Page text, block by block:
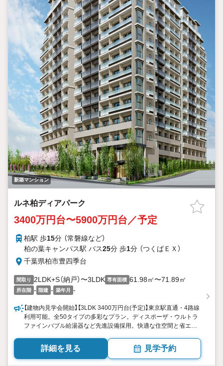
新築マンション
ルネ柏ディアパーク
3400万円台〜5900万円台／予定
柏駅 歩15分 （常磐線など）
柏の葉キャンパス駅 バス25分 歩1分 （つくばＥＸ）
千葉県柏市豊四季台
間取り 2LDK+S（納戸）〜3LDK 専有面積 61.98㎡〜71.89㎡
所在階 - 階建 - 築年月 -
【建物内見学会開始】【3LDK 3400万円台(予定)】東京駅直通・4路線
利用可能。全50タイプの多彩なプラン。ディスポーザ・ウルトラ
ファインバブル給湯器など先進設備採用。快適な住空間と省エネ
設。美しい「景観重点地区」に全389邸で誕生。
詳細を見る 見学予約